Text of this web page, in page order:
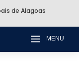
de Alagoas
a MENU